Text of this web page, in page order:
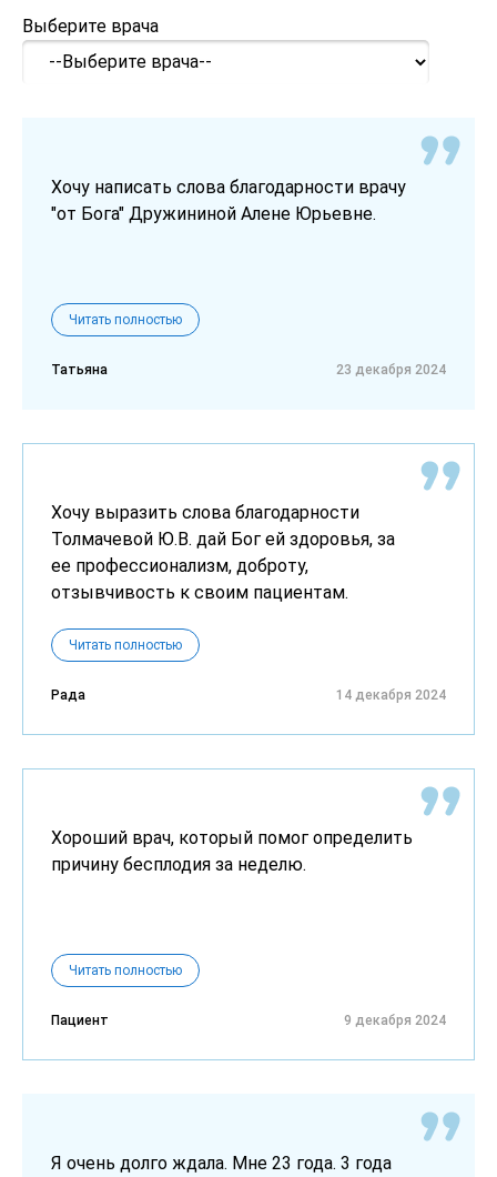
Выберите врача
Хочу написать слова благодарности врачу
"от Бога" Дружининой Алене Юрьевне.
Читать полностью
Татьяна 23 декабря 2024
Хочу выразить слова благодарности
Толмачевой Ю.В. дай Бог ей здоровья, за
ее профессионализм, доброту,
отзывчивость к своим пациентам.
Читать полностью
Рада 14 декабря 2024
Хороший врач, который помог определить
причину бесплодия за неделю.
Читать полностью
Пациент 9 декабря 2024
Я очень долго ждала. Мне 23 года. 3 года